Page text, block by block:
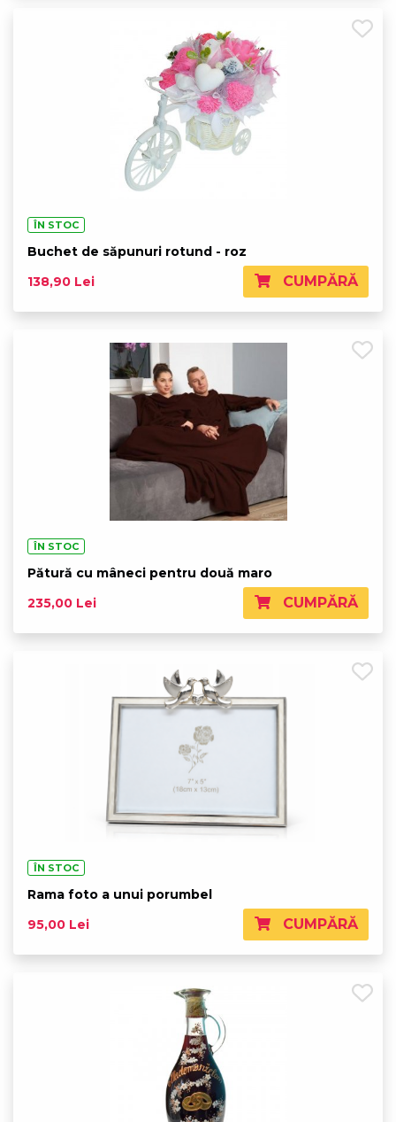
ÎN STOC
Buchet de săpunuri rotund - roz
138,90 Lei
CUMPĂRĂ
ÎN STOC
Pătură cu mâneci pentru două maro
235,00 Lei
CUMPĂRĂ
ÎN STOC
Rama foto a unui porumbel
95,00 Lei
CUMPĂRĂ